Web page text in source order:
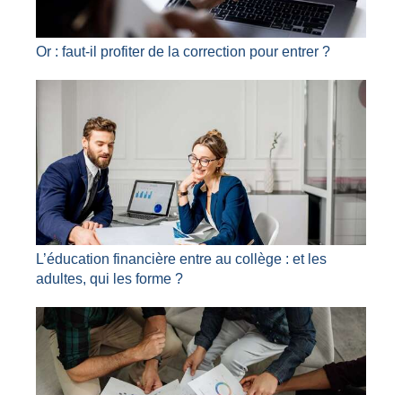
Or : faut-il profiter de la correction pour entrer ?
L’éducation financière entre au collège : et les
adultes, qui les forme ?